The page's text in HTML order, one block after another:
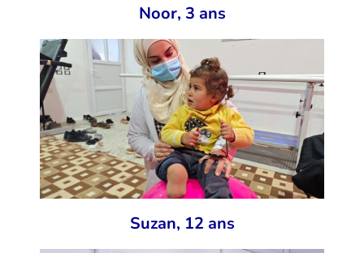
Noor, 3 ans
Suzan, 12 ans